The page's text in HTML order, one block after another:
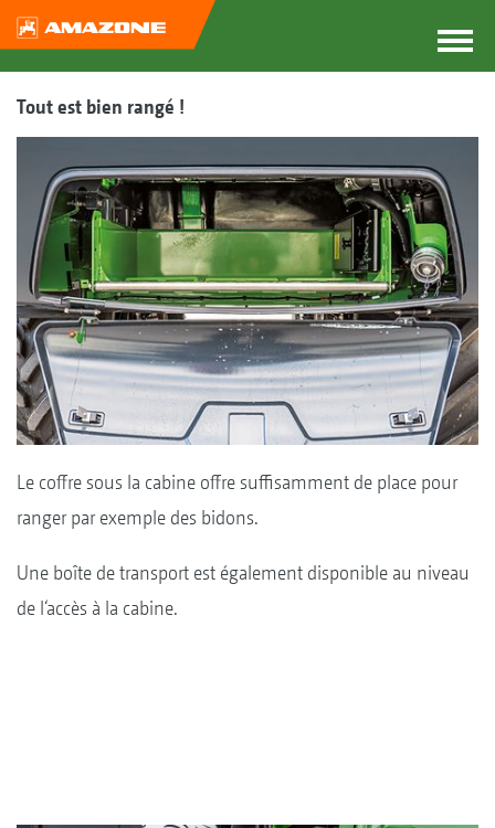
Tout est bien rangé !
Le coffre sous la cabine offre suffisamment de place pour
ranger par exemple des bidons.
Une boîte de transport est également disponible au niveau
de l‘accès à la cabine.